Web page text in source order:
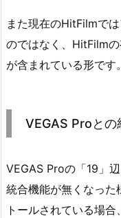
また現在のHitFilmで
のではなく、HitFilm
が含まれている形です。
VEGAS Proとの
VEGAS Proの「19」
統合機能が無くなっ
トールされている場